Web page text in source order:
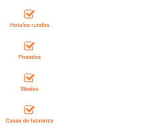
Hoteles rurales
Posadas
Masías
Casas de labranza